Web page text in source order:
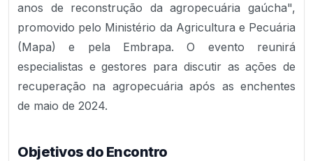
anos de reconstrução da agropecuária gaúcha",
promovido pelo Ministério da Agricultura e Pecuária
(Mapa) e pela Embrapa. O evento reunirá
especialistas e gestores para discutir as ações de
recuperação na agropecuária após as enchentes
de maio de 2024.
Objetivos do Encontro